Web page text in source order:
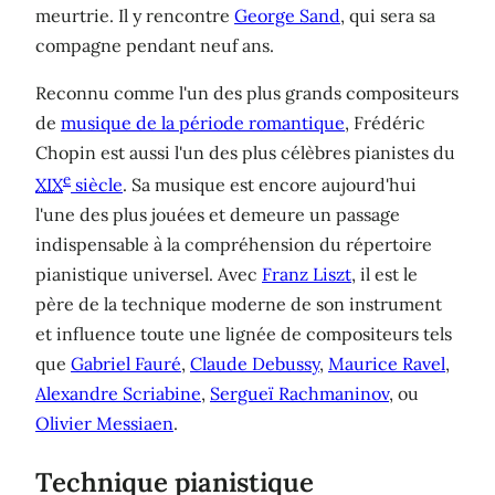
meurtrie. Il y rencontre George Sand, qui sera sa
compagne pendant neuf ans.
Reconnu comme l'un des plus grands compositeurs
de musique de la période romantique, Frédéric
Chopin est aussi l'un des plus célèbres pianistes du
XIXe siècle. Sa musique est encore aujourd'hui
l'une des plus jouées et demeure un passage
indispensable à la compréhension du répertoire
pianistique universel. Avec Franz Liszt, il est le
père de la technique moderne de son instrument
et influence toute une lignée de compositeurs tels
que Gabriel Fauré, Claude Debussy, Maurice Ravel,
Alexandre Scriabine, Sergueï Rachmaninov, ou
Olivier Messiaen.
Technique pianistique